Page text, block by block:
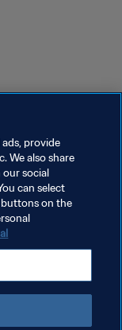
provide
We also share
social
can select
on the